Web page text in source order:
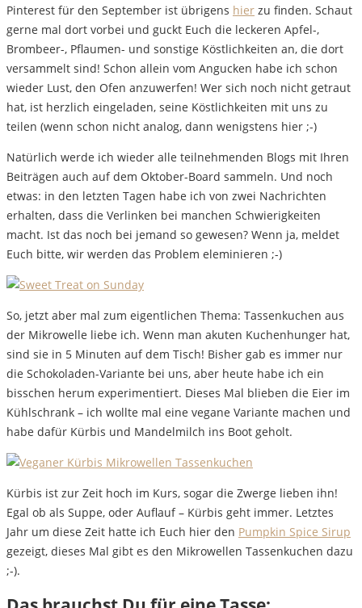
Pinterest für den September ist übrigens hier zu finden. Schaut
gerne mal dort vorbei und guckt Euch die leckeren Apfel-,
Brombeer-, Pflaumen- und sonstige Köstlichkeiten an, die dort
versammelt sind! Schon allein vom Angucken habe ich schon
wieder Lust, den Ofen anzuwerfen! Wer sich noch nicht getraut
hat, ist herzlich eingeladen, seine Köstlichkeiten mit uns zu
teilen (wenn schon nicht analog, dann wenigstens hier ;-)
Natürlich werde ich wieder alle teilnehmenden Blogs mit Ihren
Beiträgen auch auf dem Oktober-Board sammeln. Und noch
etwas: in den letzten Tagen habe ich von zwei Nachrichten
erhalten, dass die Verlinken bei manchen Schwierigkeiten
macht. Ist das noch bei jemand so gewesen? Wenn ja, meldet
Euch bitte, wir werden das Problem eleminieren ;-)
So, jetzt aber mal zum eigentlichen Thema: Tassenkuchen aus
der Mikrowelle liebe ich. Wenn man akuten Kuchenhunger hat,
sind sie in 5 Minuten auf dem Tisch! Bisher gab es immer nur
die Schokoladen-Variante bei uns, aber heute habe ich ein
bisschen herum experimentiert. Dieses Mal blieben die Eier im
Kühlschrank – ich wollte mal eine vegane Variante machen und
habe dafür Kürbis und Mandelmilch ins Boot geholt.
Kürbis ist zur Zeit hoch im Kurs, sogar die Zwerge lieben ihn!
Egal ob als Suppe, oder Auflauf – Kürbis geht immer. Letztes
Jahr um diese Zeit hatte ich Euch hier den Pumpkin Spice Sirup
gezeigt, dieses Mal gibt es den Mikrowellen Tassenkuchen dazu
;-).